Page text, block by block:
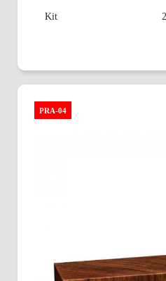
Kit
PRA-04